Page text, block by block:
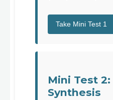
Take Mini Test 1
Mini Test
Synthesis